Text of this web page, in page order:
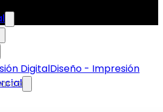
DigitalDiseño - Impresión